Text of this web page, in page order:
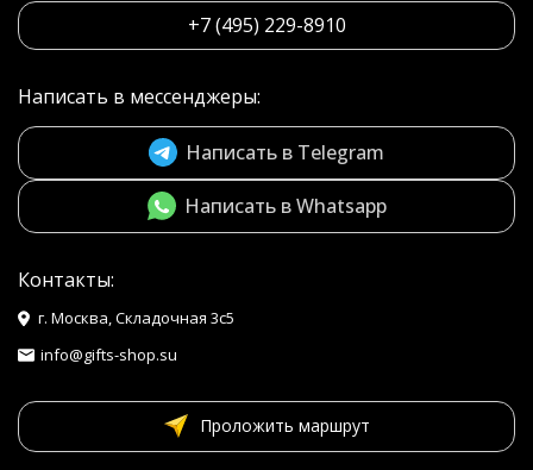
+7 (495) 229-8910
Написать в мессенджеры:
Написать в Telegram
Написать в Whatsapp
Контакты:
г. Москва, Складочная 3с5
info@gifts-shop.su
Проложить маршрут